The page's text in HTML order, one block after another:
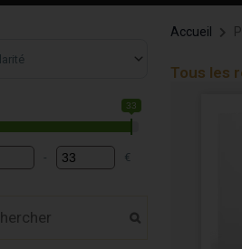
33
Minimum Price
-
Maximum Price
€
Accueil
Tous les